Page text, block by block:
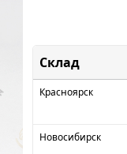
Склад
Красноярск
Новосибирск